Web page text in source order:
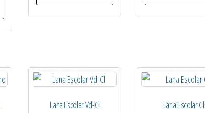
Lana Escolar Vd-Cl Lana Escolar Cl